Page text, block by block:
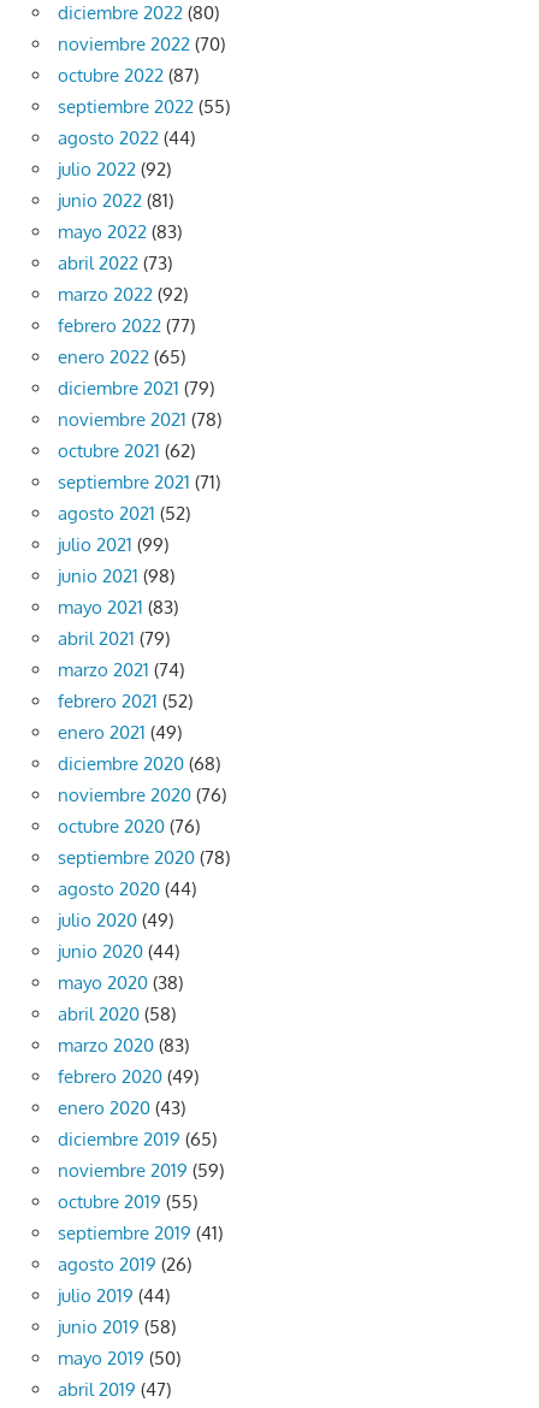
diciembre 2022 (80)
noviembre 2022 (70)
octubre 2022 (87)
septiembre 2022 (55)
agosto 2022 (44)
julio 2022 (92)
junio 2022 (81)
mayo 2022 (83)
abril 2022 (73)
marzo 2022 (92)
febrero 2022 (77)
enero 2022 (65)
diciembre 2021 (79)
noviembre 2021 (78)
octubre 2021 (62)
septiembre 2021 (71)
agosto 2021 (52)
julio 2021 (99)
junio 2021 (98)
mayo 2021 (83)
abril 2021 (79)
marzo 2021 (74)
febrero 2021 (52)
enero 2021 (49)
diciembre 2020 (68)
noviembre 2020 (76)
octubre 2020 (76)
septiembre 2020 (78)
agosto 2020 (44)
julio 2020 (49)
junio 2020 (44)
mayo 2020 (38)
abril 2020 (58)
marzo 2020 (83)
febrero 2020 (49)
enero 2020 (43)
diciembre 2019 (65)
noviembre 2019 (59)
octubre 2019 (55)
septiembre 2019 (41)
agosto 2019 (26)
julio 2019 (44)
junio 2019 (58)
mayo 2019 (50)
abril 2019 (47)